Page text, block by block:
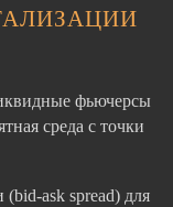
фьючерсы
среда с точки
ask spread) для